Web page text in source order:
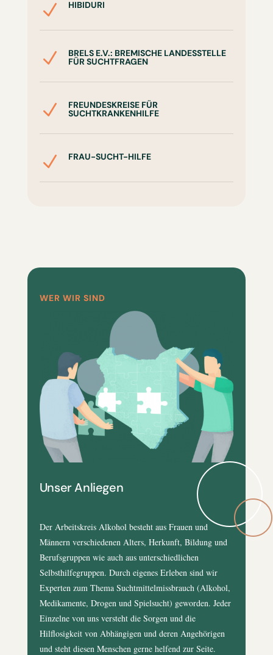
N HIBIDURI
N BRELS E.V.: BREMISCHE LANDESSTELLE
FÜR SUCHTFRAGEN
N FREUNDESKREISE FÜR
SUCHTKRANKENHILFE
N FRAU-SUCHT-HILFE
WER WIR SIND
Unser Anliegen
Der Arbeitskreis Alkohol besteht aus Frauen und
Männern verschiedenen Alters, Herkunft, Bildung und
Berufsgruppen wie auch aus unterschiedlichen
Selbsthilfegruppen. Durch eigenes Erleben sind wir
Experten zum Thema Suchtmittelmissbrauch (Alkohol,
Medikamente, Drogen und Spielsucht) geworden. Jeder
Einzelne von uns versteht die Sorgen und die
Hilflosigkeit von Abhängigen und deren Angehörigen
und steht diesen Menschen gerne helfend zur Seite.